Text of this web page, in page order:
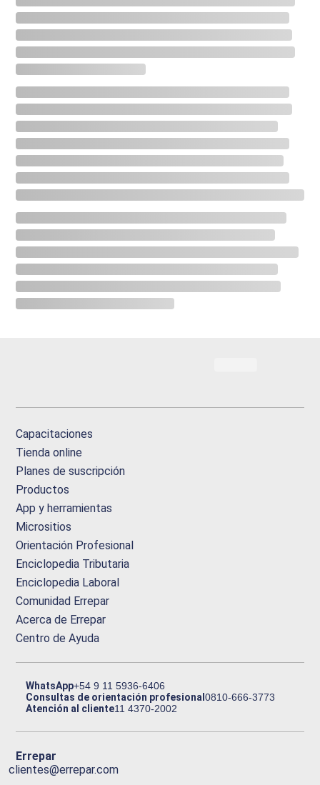
Capacitaciones
Tienda online
Planes de suscripción
Productos
App y herramientas
Micrositios
Orientación Profesional
Enciclopedia Tributaria
Enciclopedia Laboral
Comunidad Errepar
Acerca de Errepar
Centro de Ayuda
WhatsApp+54 9 11 5936-6406
Consultas de orientación profesional0810-666-3773
Atención al cliente11 4370-2002
Errepar
clientes@errepar.com